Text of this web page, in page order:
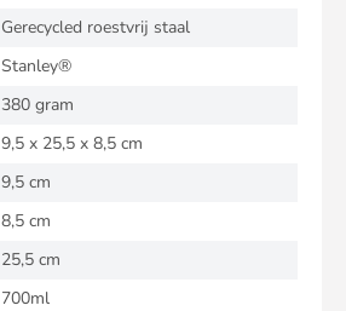
Gerecycled roestvrij staal
Stanley®
380 gram
9,5 x 25,5 x 8,5 cm
9,5 cm
8,5 cm
25,5 cm
700ml